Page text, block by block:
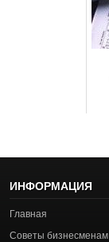
ИНФОРМАЦИЯ
Главная
Советы бизнесменам